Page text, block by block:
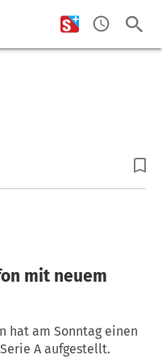
mit neuem
hat am Sonntag einen
A aufgestellt.